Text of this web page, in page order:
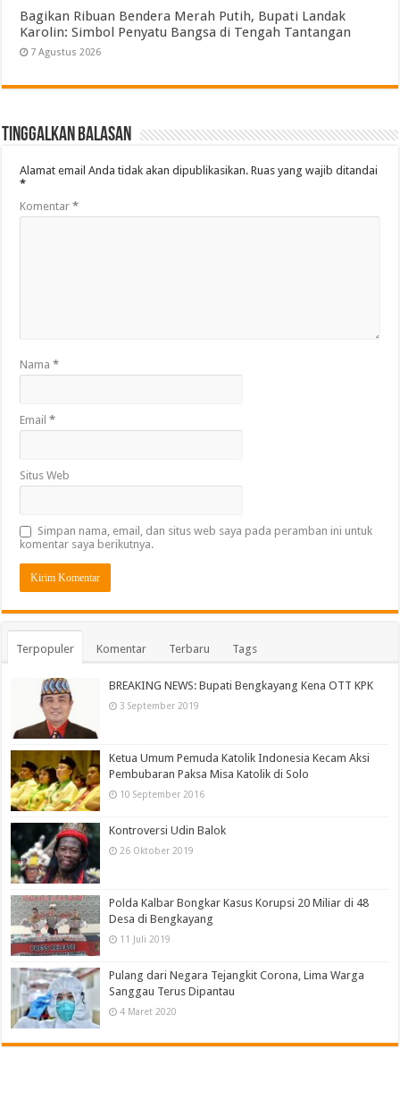
Bagikan Ribuan Bendera Merah Putih, Bupati Landak
Karolin: Simbol Penyatu Bangsa di Tengah Tantangan
7 Agustus 2026
Tinggalkan Balasan
Alamat email Anda tidak akan dipublikasikan. Ruas yang wajib ditandai
*
Komentar*
Nama*
Email*
Situs Web
Simpan nama, email, dan situs web saya pada peramban ini untuk
komentar saya berikutnya.
Terpopuler Komentar Terbaru Tags
BREAKING NEWS: Bupati Bengkayang Kena OTT KPK
3 September 2019
Ketua Umum Pemuda Katolik Indonesia Kecam Aksi
Pembubaran Paksa Misa Katolik di Solo
10 September 2016
Kontroversi Udin Balok
26 Oktober 2019
Polda Kalbar Bongkar Kasus Korupsi 20 Miliar di 48
Desa di Bengkayang
11 Juli 2019
Pulang dari Negara Tejangkit Corona, Lima Warga
Sanggau Terus Dipantau
4 Maret 2020